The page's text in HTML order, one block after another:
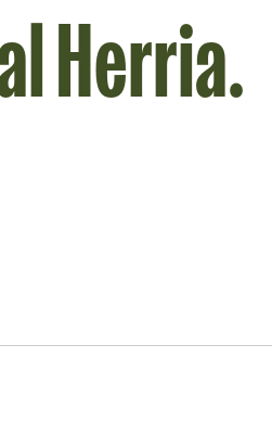
Herria.